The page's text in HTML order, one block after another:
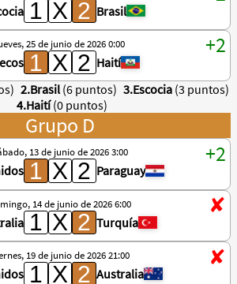
Brasil
25 de junio de 2026 0:00
Haití
2.Brasil (6 puntos) 3.Escocia (3 puntos)
4.Haití (0 puntos)
Grupo D
13 de junio de 2026 3:00
Paraguay
14 de junio de 2026 6:00
Turquía
19 de junio de 2026 21:00
Australia